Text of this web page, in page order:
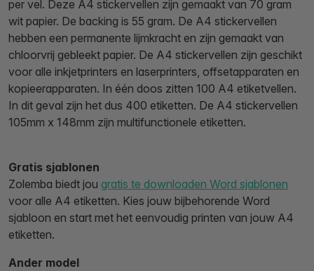
per vel. Deze A4 stickervellen zijn gemaakt van 70 gram
wit papier. De backing is 55 gram. De A4 stickervellen
hebben een permanente lijmkracht en zijn gemaakt van
chloorvrij gebleekt papier. De A4 stickervellen zijn geschikt
voor alle inkjetprinters en laserprinters, offsetapparaten en
kopieerapparaten. In één doos zitten 100 A4 etiketvellen.
In dit geval zijn het dus 400 etiketten. De A4 stickervellen
105mm x 148mm zijn multifunctionele etiketten.
Gratis sjablonen
Zolemba biedt jou gratis te downloaden Word sjablonen
voor alle A4 etiketten. Kies jouw bijbehorende Word
sjabloon en start met het eenvoudig printen van jouw A4
etiketten.
Ander model